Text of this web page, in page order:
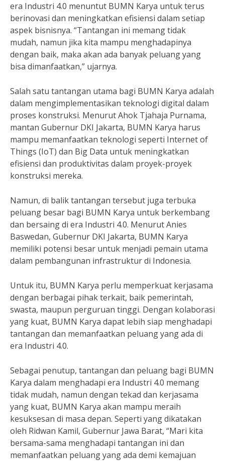
era Industri 4.0 menuntut BUMN Karya untuk terus
berinovasi dan meningkatkan efisiensi dalam setiap
aspek bisnisnya. “Tantangan ini memang tidak
mudah, namun jika kita mampu menghadapinya
dengan baik, maka akan ada banyak peluang yang
bisa dimanfaatkan,” ujarnya.
Salah satu tantangan utama bagi BUMN Karya adalah
dalam mengimplementasikan teknologi digital dalam
proses konstruksi. Menurut Ahok Tjahaja Purnama,
mantan Gubernur DKI Jakarta, BUMN Karya harus
mampu memanfaatkan teknologi seperti Internet of
Things (IoT) dan Big Data untuk meningkatkan
efisiensi dan produktivitas dalam proyek-proyek
konstruksi mereka.
Namun, di balik tantangan tersebut juga terbuka
peluang besar bagi BUMN Karya untuk berkembang
dan bersaing di era Industri 4.0. Menurut Anies
Baswedan, Gubernur DKI Jakarta, BUMN Karya
memiliki potensi besar untuk menjadi pemain utama
dalam pembangunan infrastruktur di Indonesia.
Untuk itu, BUMN Karya perlu memperkuat kerjasama
dengan berbagai pihak terkait, baik pemerintah,
swasta, maupun perguruan tinggi. Dengan kolaborasi
yang kuat, BUMN Karya dapat lebih siap menghadapi
tantangan dan memanfaatkan peluang yang ada di
era Industri 4.0.
Sebagai penutup, tantangan dan peluang bagi BUMN
Karya dalam menghadapi era Industri 4.0 memang
tidak mudah, namun dengan tekad dan kerjasama
yang kuat, BUMN Karya akan mampu meraih
kesuksesan di masa depan. Seperti yang dikatakan
oleh Ridwan Kamil, Gubernur Jawa Barat, “Mari kita
bersama-sama menghadapi tantangan ini dan
memanfaatkan peluang yang ada demi kemajuan